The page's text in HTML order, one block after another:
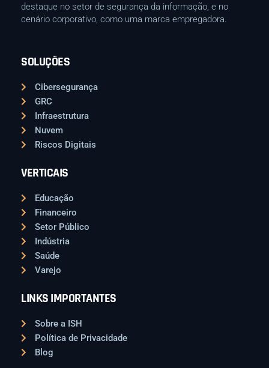
destaque no setor de segurança da informação, e no
cenário corporativo, como uma marca empregadora.
SOLUÇÕES
Cibersegurança
GRC
Infraestrutura
Nuvem
Riscos Digitais
VERTICAIS
Educação
Financeiro
Setor Público
Indústria
Saúde
Varejo
LINKS IMPORTANTES
Sobre a ISH
Política de Privacidade
Blog